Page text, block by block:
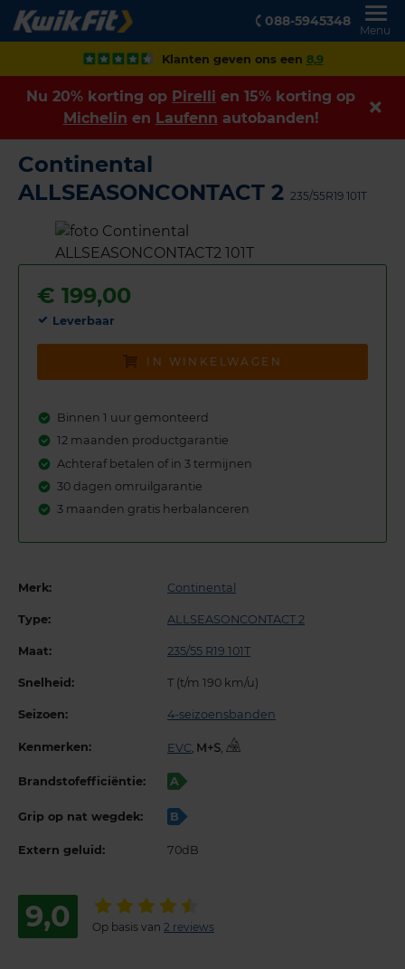
088-5945348
Menu
Klanten geven ons een 8,9
Nu 20% korting op Pirelli en 15% korting op
Michelin en Laufenn autobanden!
Continental
ALLSEASONCONTACT 2 235/55R19 101T
€ 199,00
Leverbaar
IN WINKELWAGEN
Binnen 1 uur gemonteerd
12 maanden productgarantie
Achteraf betalen of in 3 termijnen
30 dagen omruilgarantie
3 maanden gratis herbalanceren
Merk: Continental
Type: ALLSEASONCONTACT 2
Maat: 235/55 R19 101T
Snelheid: T (t/m 190 km/u)
Seizoen: 4-seizoensbanden
Kenmerken: EVC ,
Brandstofefficiëntie: A
Grip op nat wegdek: B
Extern geluid: 70dB
9,0 Op basis van 2 reviews